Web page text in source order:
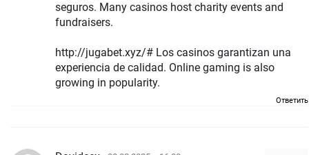
seguros. Many casinos host charity events and
fundraisers.
http://jugabet.xyz/# Los casinos garantizan una
experiencia de calidad. Online gaming is also
growing in popularity.
Ответить